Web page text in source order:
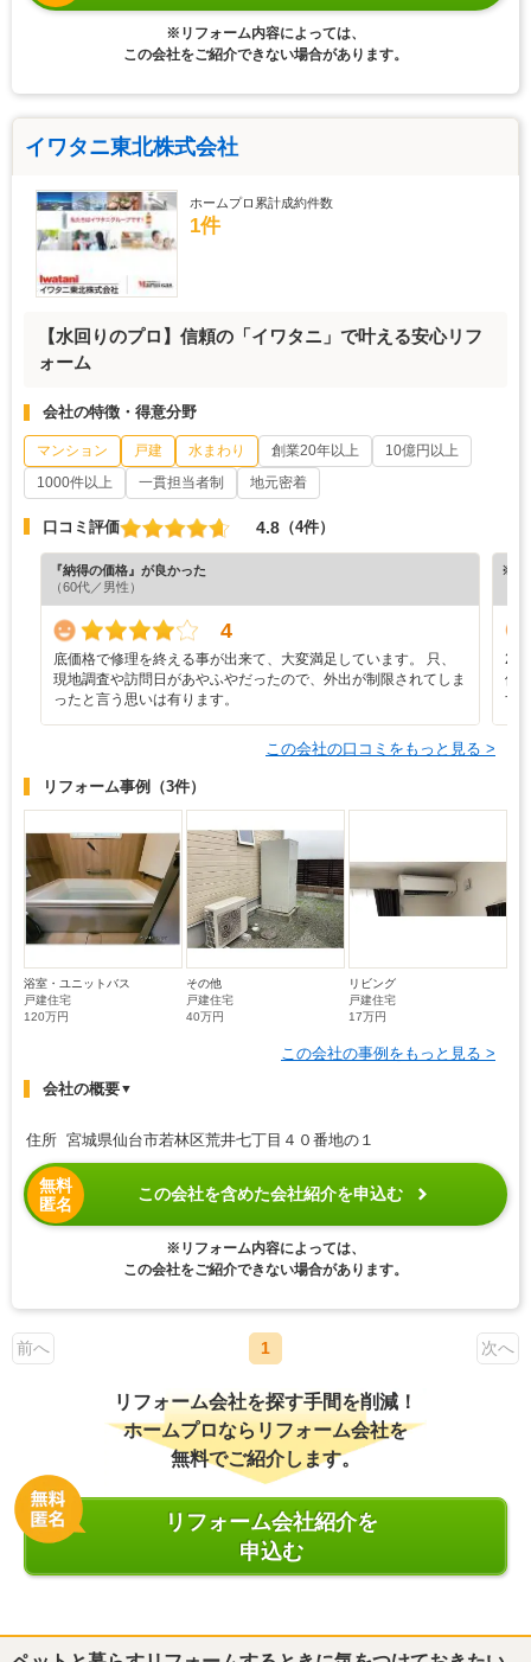
※リフォーム内容によっては、
この会社をご紹介できない場合があります。
イワタニ東北株式会社
ホームプロ累計成約件数
1件
【水回りのプロ】信頼の「イワタニ」で叶える安心リフ
ォーム
会社の特徴・得意分野
マンション 戸建 水まわり 創業20年以上
10億円以上
1000件以上
一貫担当者制 地元密着
口コミ評価 4.8 （4件）
『納得の価格』が良かった
（60代／男性）
4
底価格で修理を終える事が出来て、大変満足しています。 只、
現地調査や訪問日があやふやだったので、外出が制限されてしま
ったと言う思いは有ります。
※ホ
2年
修
す
この会社の口コミをもっと見る >
リフォーム事例 （3件）
浴室・ユニットバス
戸建住宅
120万円
その他
戸建住宅
40万円
リビング
戸建住宅
17万円
この会社の事例をもっと見る >
会社の概要▼
住所 宮城県仙台市若林区荒井七丁目４０番地の１
無料
匿名
この会社を含めた会社紹介を申込む
※リフォーム内容によっては、
この会社をご紹介できない場合があります。
前へ 1 次へ
リフォーム会社を探す手間を削減！
ホームプロならリフォーム会社を
無料でご紹介します。
リフォーム会社紹介を
申込む